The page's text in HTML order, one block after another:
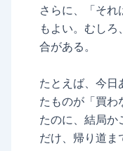
さらに、「そ
もよい。むし
合がある。
たとえば、今日
たものが「買わ
たのに、結局か
だけ、帰り道ま